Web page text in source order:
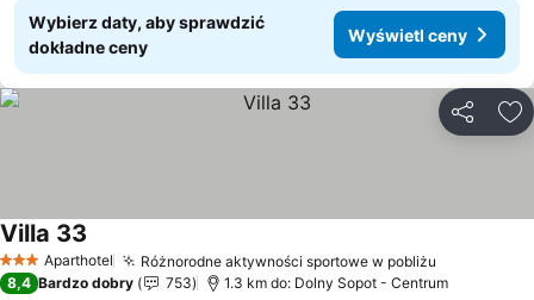
Wybierz daty, aby sprawdzić
dokładne ceny
Wyświetl ceny
3 KategoriaAparthotel Różnorodne aktywności sportowe w pobliżu
Villa 33
8,4 Bardzo dobry 753 1.3 km do: Dolny Sopot - Centrum